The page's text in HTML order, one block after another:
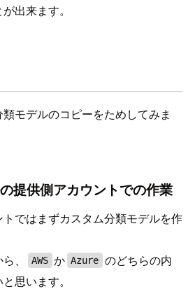
出来ます。
モデルのコピーをためしてみま
提供側アカウントでの作業
ではまずカスタム分類モデルを作
、
AWS か Azure のどちらの内
思います。